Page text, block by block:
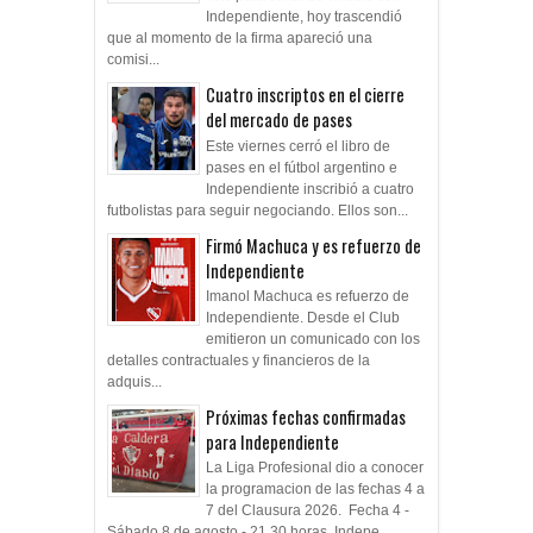
Independiente, hoy trascendió
que al momento de la firma apareció una
comisi...
Cuatro inscriptos en el cierre
del mercado de pases
Este viernes cerró el libro de
pases en el fútbol argentino e
Independiente inscribió a cuatro
futbolistas para seguir negociando. Ellos son...
Firmó Machuca y es refuerzo de
Independiente
Imanol Machuca es refuerzo de
Independiente. Desde el Club
emitieron un comunicado con los
detalles contractuales y financieros de la
adquis...
Próximas fechas confirmadas
para Independiente
La Liga Profesional dio a conocer
la programacion de las fechas 4 a
7 del Clausura 2026. Fecha 4 -